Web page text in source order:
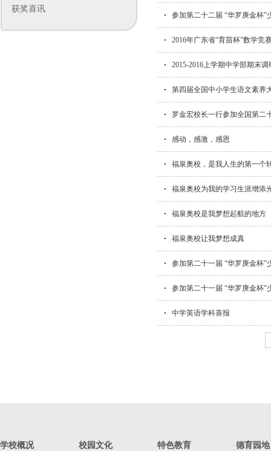
获奖喜讯
参加第二十二届 “华罗庚金杯”
2016年广东省“育苗杯”数学竞
2015-2016上学期中学部期末
第四届全国中小学生语文素养
罗金宏校长一行参加全国第二
感动，感激，感恩
福泉奥校，是我人生的第一个
福泉奥校为我的学习生涯增添
福泉奥校是我梦想起航的地方
福泉奥校让我梦想成真
参加第二十一届 “华罗庚金杯”
参加第二十一届 “华罗庚金杯”
中学英语学科喜报
学校概况 校园文化 特色教育 德育园地